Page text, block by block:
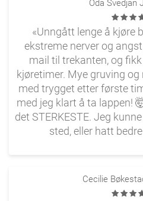
Oda Svedjan
«Unngått lenge å kjøre
ekstreme nerver og
mail til trekanten, og
kjøretimer. Mye gruving
med trygget etter første
med jeg klart å ta lappen!
det STERKESTE. Jeg
sted, eller hatt
Cecilie